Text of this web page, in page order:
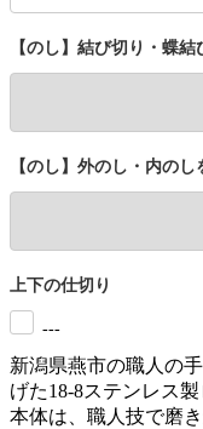
【のし】結び切り・蝶
【のし】外のし・内の
上下の仕切り
---
新潟県燕市の職人の
げた18-8ステンレス
本体は、職人技で磨